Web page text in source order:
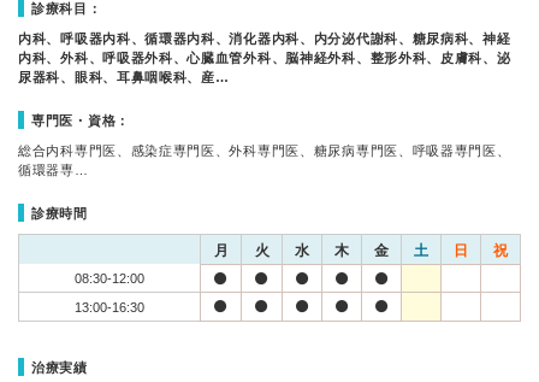
診療科目：
内科、呼吸器内科、循環器内科、消化器内科、内分泌代謝科、糖尿病科、神経
内科、外科、呼吸器外科、心臓血管外科、脳神経外科、整形外科、皮膚科、泌
尿器科、眼科、耳鼻咽喉科、産…
専門医・資格：
総合内科専門医、感染症専門医、外科専門医、糖尿病専門医、呼吸器専門医、
循環器専…
診療時間
月 火 水 木 金 土 日 祝
08:30-12:00
13:00-16:30
治療実績